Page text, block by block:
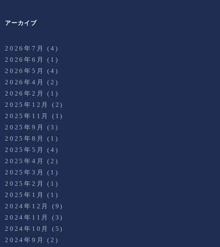
アーカイブ
2026年7月
(4)
2026年6月
(1)
2026年5月
(4)
2026年4月
(2)
2026年2月
(1)
2025年12月
(2)
2025年11月
(1)
2025年9月
(3)
2025年8月
(1)
2025年5月
(4)
2025年4月
(2)
2025年3月
(1)
2025年2月
(1)
2025年1月
(1)
2024年12月
(9)
2024年11月
(3)
2024年10月
(5)
2024年9月
(2)